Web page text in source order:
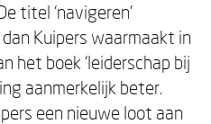
titel ‘navigeren’
Kuipers waarmaakt in
het boek ‘leiderschap bij
aanmerkelijk beter.
een nieuwe loot aan